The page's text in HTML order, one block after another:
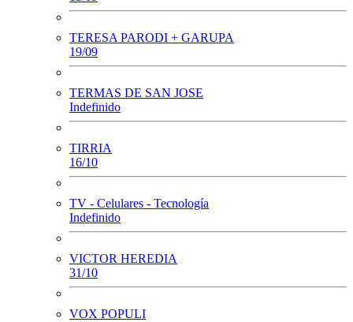
TERESA PARODI + GARUPA
19/09
TERMAS DE SAN JOSE
Indefinido
TIRRIA
16/10
TV - Celulares - Tecnología
Indefinido
VICTOR HEREDIA
31/10
VOX POPULI